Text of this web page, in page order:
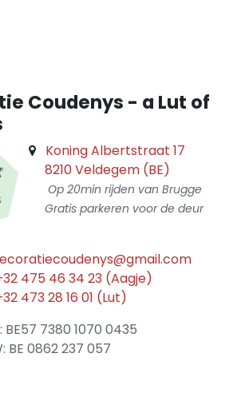
Coudenys - a Lut of
Koning Albertstraat 17
8210 Veldegem (BE)
Op 20min rijden van Brugge
Gratis parkeren voor de deur
475 46 34 23 (Aagje)
473 28 16 01 (Lut)
BE57 7380 1070 0435
0862 237 057